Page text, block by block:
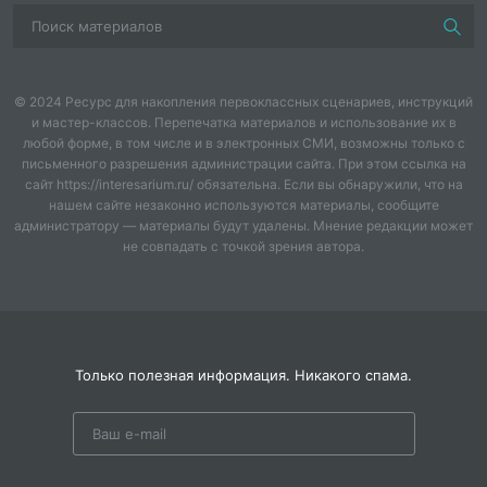
диагностический инструментарий. Исследование
младших школьников как основного результата
обучения, соответствующего требованиям
Федерального государственного образовательного
стандарта начального общего образования [2]. Автор
проанализировала широко распространенные
педагогические ошибки учителя, а также трудности,
с которыми сталкиваются дети в процессе обучения.
первую очередь относится поисково-
М.Г. Меджидова, А.А. Адиевой, М.А. Меджидова, А.А.
Пахрутдиновой, С.А. Джамаловой дается понятие
© 2024 Ресурс для накопления первоклассных сценариев, инструкций
и мастер-классов. Перепечатка материалов и использование их в
любой форме, в том числе и в электронных СМИ, возможны только с
письменного разрешения администрации сайта. При этом ссылка на
сайт https://interesarium.ru/ обязательна. Если вы обнаружили, что на
нашем сайте незаконно используются материалы, сообщите
администратору — материалы будут удалены. Мнение редакции может
не совпадать с точкой зрения автора.
Только полезная информация. Никакого спама.